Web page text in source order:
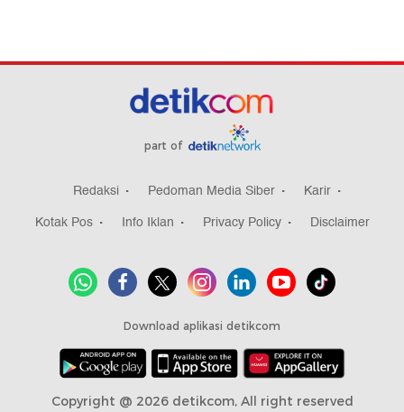
part of
Redaksi Pedoman Media Siber
Karir
Kotak Pos
Info Iklan Privacy Policy Disclaimer
Download aplikasi detikcom
Copyright @ 2026 detikcom, All right reserved